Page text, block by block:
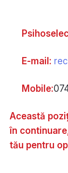
E-mail:
Mobile:
Această
în
tău pentru